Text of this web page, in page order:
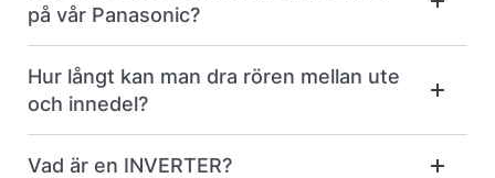
på vår Panasonic?
Hur långt kan man dra rören mellan ute
och innedel?
Vad är en INVERTER?